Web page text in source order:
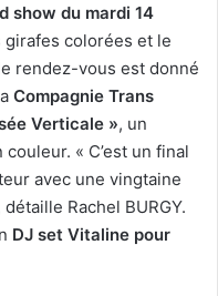
show du mardi 14
girafes colorées et le
rendez-vous est donné
Compagnie Trans
Verticale », un
« C’est un final
avec une vingtaine
Rachel BURGY.
DJ set Vitaline pour